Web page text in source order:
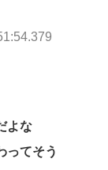
よな
ってそう